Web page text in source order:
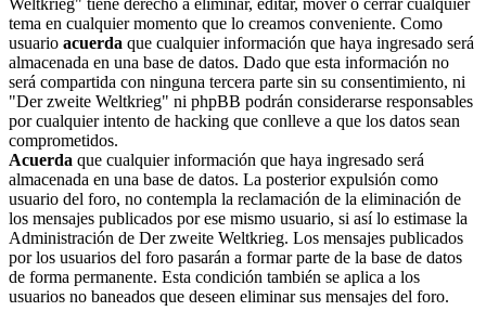
tema en cualquier momento que lo creamos conveniente. Como
usuario acuerda que cualquier información que haya ingresado será
almacenada en una base de datos. Dado que esta información no
será compartida con ninguna tercera parte sin su consentimiento, ni
"Der zweite Weltkrieg" ni phpBB podrán considerarse responsables
por cualquier intento de hacking que conlleve a que los datos sean
comprometidos.
Acuerda que cualquier información que haya ingresado será
almacenada en una base de datos. La posterior expulsión como
usuario del foro, no contempla la reclamación de la eliminación de
los mensajes publicados por ese mismo usuario, si así lo estimase la
Administración de Der zweite Weltkrieg. Los mensajes publicados
por los usuarios del foro pasarán a formar parte de la base de datos
de forma permanente. Esta condición también se aplica a los
usuarios no baneados que deseen eliminar sus mensajes del foro.